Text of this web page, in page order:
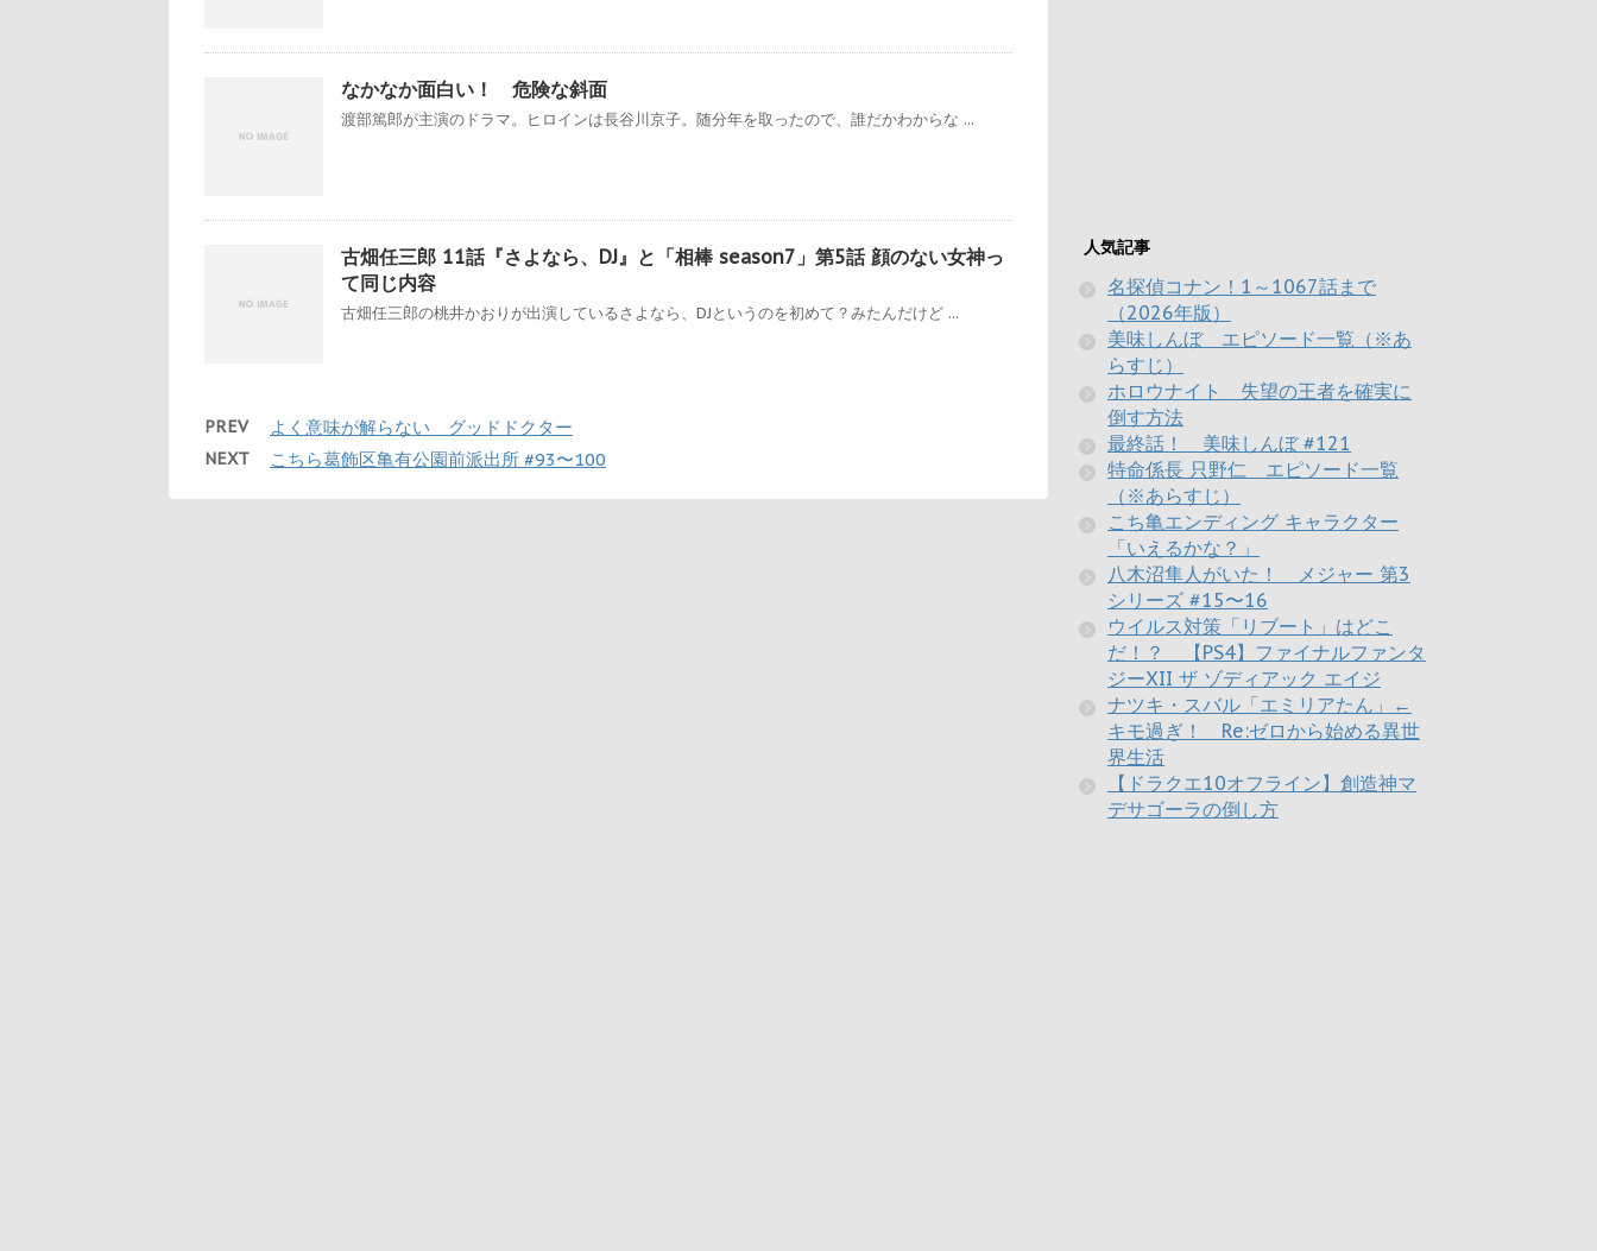
なかなか面白い！ 危険な斜面
渡部篤郎が主演のドラマ。ヒロインは長谷川京子。随分年を取ったので、誰だかわからな ...
古畑任三郎 11話『さよなら、DJ』と「相棒 season7」第5話 顔のない女神っ
て同じ内容
古畑任三郎の桃井かおりが出演しているさよなら、DJというのを初めて？みたんだけど ...
PREV よく意味が解らない グッドドクター
NEXT こちら葛飾区亀有公園前派出所 #93〜100
人気記事
名探偵コナン！1～1067話まで
（2026年版）
美味しんぼ エピソード一覧（※あ
らすじ）
ホロウナイト 失望の王者を確実に
倒す方法
最終話！ 美味しんぼ #121
特命係長 只野仁 エピソード一覧
（※あらすじ）
こち亀エンディング キャラクター
「いえるかな？」
八木沼隼人がいた！ メジャー 第3
シリーズ #15〜16
ウイルス対策「リブート」はどこ
だ！？ 【PS4】ファイナルファンタ
ジーXII ザ ゾディアック エイジ
ナツキ・スバル「エミリアたん」←
キモ過ぎ！ Re:ゼロから始める異世
界生活
【ドラクエ10オフライン】創造神マ
デサゴーラの倒し方